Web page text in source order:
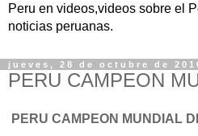
Peru en videos,videos sobre el
noticias peruanas.
jueves, 28 de octubre de
PERU CAMPEON
PERU CAMPEON MUNDIAL